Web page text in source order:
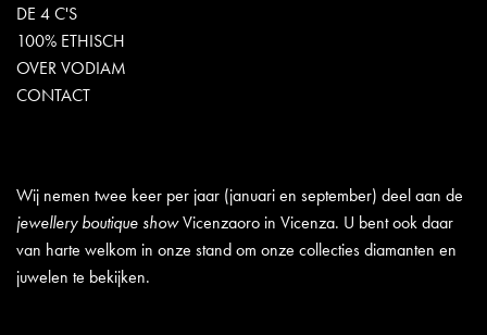
DE 4 C'S
100% ETHISCH
OVER VODIAM
CONTACT
Wij nemen twee keer per jaar (januari en september) deel aan de
jewellery boutique showVicenzaoro in Vicenza. U bent ook daar
van harte welkom in onze stand om onze collecties diamanten en
juwelen te bekijken.